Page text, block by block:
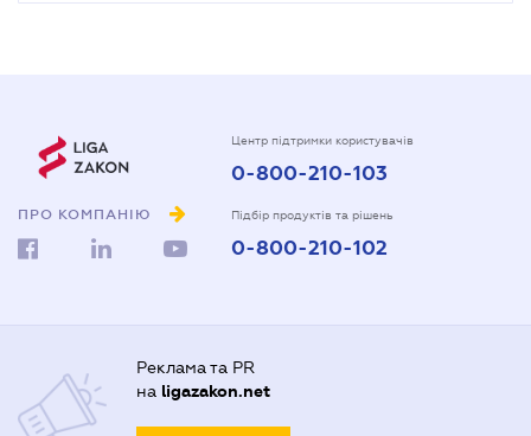
ПРО КОМПАНІЮ
Центр підтримки користувачів
0-800-210-103
Підбір продуктів та рішень
0-800-210-102
Реклама та PR
на ligazakon.net